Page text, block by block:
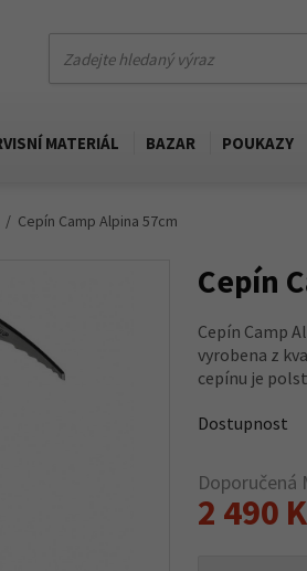
MATERIÁL BAZAR POUKAZY
Cepín Camp Alpina 57cm
Cepín
Cepín Camp
vyrobena z
cepínu je
Dostupnost
Doporučená
2 490